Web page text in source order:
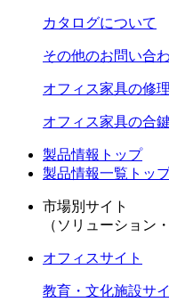
カタログについて
その他のお問い合
オフィス家具の修
オフィス家具の合
製品情報トップ
製品情報一覧トッ
市場別サイト
（ソリューション
オフィスサイト
教育・文化施設サ